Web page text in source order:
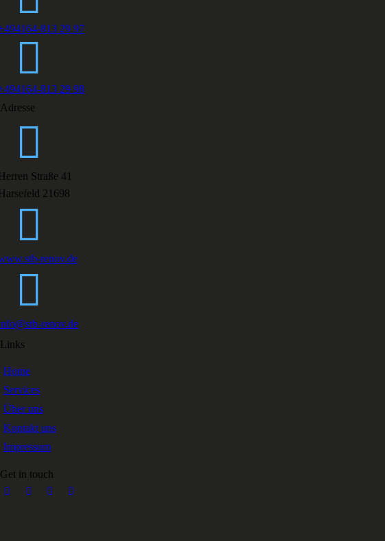
813 29 97
813 29 98
Adresse
Straße 41
21698
renov.de
renov.de
Links
Home
Services
Über uns
Kontakt uns
Impressum
Get in touch